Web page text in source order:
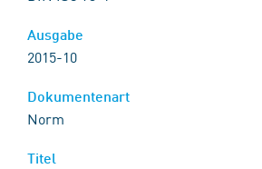
2015-10
Norm